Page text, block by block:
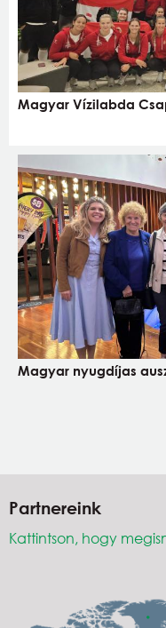
Magyar Vízilabda
Magyar nyugdíjas
Partnereink
Kattintson, hogy